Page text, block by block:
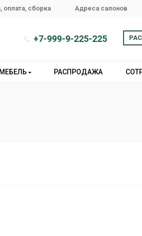
оплата, сборка Адреса салонов
+7-999-9-225-225
РАСПРОДАЖА